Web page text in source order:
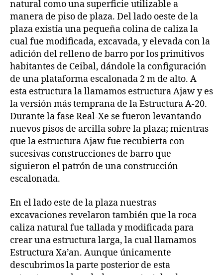
natural como una superficie utilizable a
manera de piso de plaza. Del lado oeste de la
plaza existía una pequeña colina de caliza la
cual fue modificada, excavada, y elevada con la
adición del relleno de barro por los primitivos
habitantes de Ceibal, dándole la configuración
de una plataforma escalonada 2 m de alto. A
esta estructura la llamamos estructura Ajaw y es
la versión más temprana de la Estructura A-20.
Durante la fase Real-Xe se fueron levantando
nuevos pisos de arcilla sobre la plaza; mientras
que la estructura Ajaw fue recubierta con
sucesivas construcciones de barro que
siguieron el patrón de una construcción
escalonada.
En el lado este de la plaza nuestras
excavaciones revelaron también que la roca
caliza natural fue tallada y modificada para
crear una estructura larga, la cual llamamos
Estructura Xa’an. Aunque únicamente
descubrimos la parte posterior de esta